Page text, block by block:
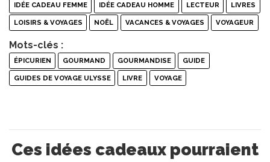
IDÉE CADEAU FEMME IDÉE CADEAU HOMME LECTEUR LIVRES
LOISIRS & VOYAGES NOËL VACANCES & VOYAGES VOYAGEUR
Mots-clés :
ÉPICURIEN GOURMAND GOURMANDISE GUIDE
GUIDES DE VOYAGE ULYSSE LIVRE VOYAGE
Ces idées cadeaux pourraient